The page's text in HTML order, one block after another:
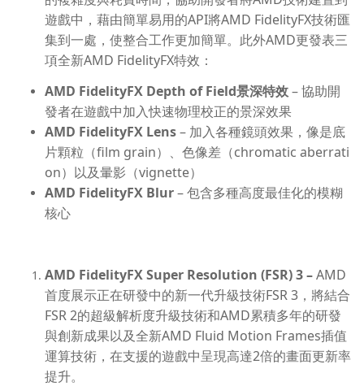
遊戲中，藉由簡單易用的API將AMD FidelityFX技術匯
集到一處，使整合工作更加簡單。 此外AMD更發表三
項全新AMD FidelityFX特效：
AMD FidelityFX Depth of Field景深特效– 協助開
發者在遊戲中加入快速物理校正的景深效果
AMD FidelityFX Lens– 加入各種鏡頭效果，像是底
片顆粒（film grain）、色像差（chromatic aberrati
on）以及暈影（vignette）
AMD FidelityFX Blur– 包含多種高度最佳化的模糊
核心
AMD FidelityFX Super Resolution (FSR) 3 –AMD
首度展示正在研發中的新一代升級技術FSR 3 ，將結合
FSR 2的超級解析度升級技術和AMD累積多年的研發
與創新成果以及全新AMD Fluid Motion Frames插值
運算技術，在支援的遊戲中呈現高達2倍的畫面更新率
提升。